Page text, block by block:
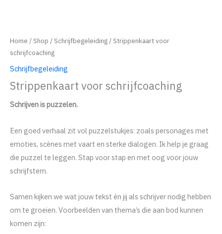
Home /Shop /Schrijfbegeleiding / Strippenkaart voor
schrijfcoaching
Schrijfbegeleiding
Strippenkaart voor schrijfcoaching
Schrijven is puzzelen.
Een goed verhaal zit vol puzzelstukjes: zoals personages met
emoties, scènes met vaart en sterke dialogen. Ik help je graag
die puzzel te leggen. Stap voor stap en met oog voor jouw
schrijfstem.
Samen kijken we wat jouw tekst én jij als schrijver nodig hebben
om te groeien. Voorbeelden van thema’s die aan bod kunnen
komen zijn: